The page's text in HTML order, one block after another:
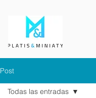
Post
Todas las entradas